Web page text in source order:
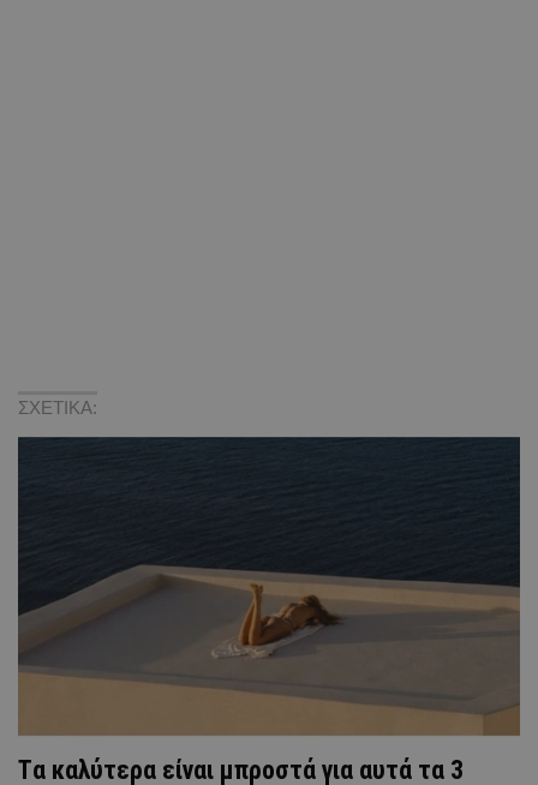
ΣΧΕΤΙΚΑ:
Tα καλύτερα είναι μπροστά για αυτά τα 3